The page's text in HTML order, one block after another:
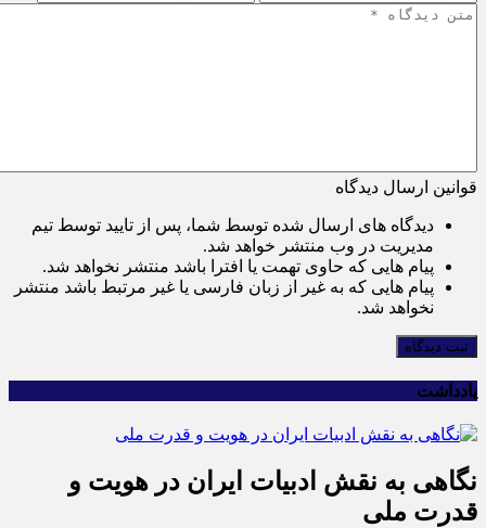
قوانین ارسال دیدگاه
دیدگاه های ارسال شده توسط شما، پس از تایید توسط تیم
مدیریت در وب منتشر خواهد شد.
پیام هایی که حاوی تهمت یا افترا باشد منتشر نخواهد شد.
پیام هایی که به غیر از زبان فارسی یا غیر مرتبط باشد منتشر
نخواهد شد.
ثبت دیدگاه
یادداشت
نگاهی به نقش ادبیات ایران در هویت و
قدرت ملی